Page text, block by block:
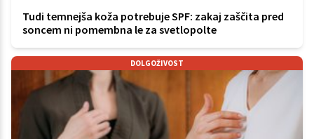
Tudi temnejša koža potrebuje SPF: zakaj zaščita pred
soncem ni pomembna le za svetlopolte
DOLGOŽIVOST